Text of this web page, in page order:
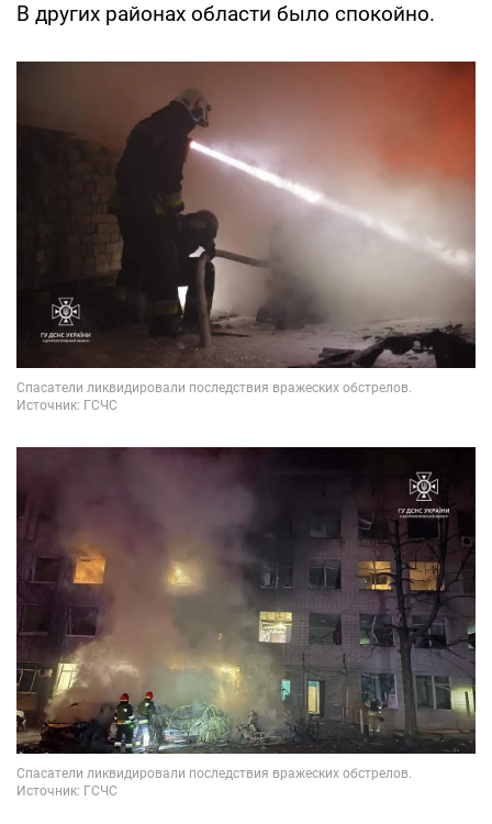
В других районах области было спокойно.